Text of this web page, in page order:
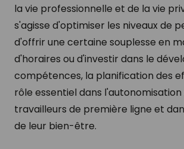
la vie professionnelle et de la vie
s'agisse d'optimiser les niveaux de
d'offrir une certaine souplesse en
d'horaires ou d'investir dans le
compétences, la planification des
rôle essentiel dans l'autonomisation
travailleurs de première ligne et
de leur bien-être.